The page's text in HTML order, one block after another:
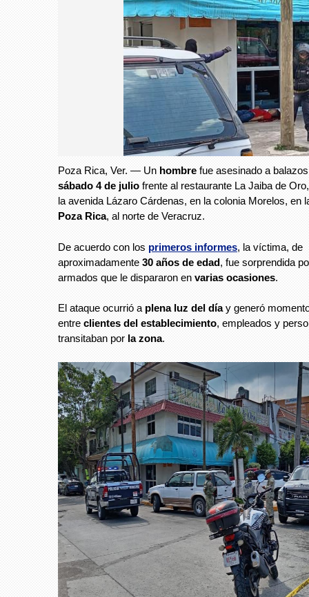
Poza Rica, Ver. — Un hombre fue asesinado a
sábado 4 de julio frente al restaurante La Jaiba de
la avenida Lázaro Cárdenas, en la colonia Morelos, en
Poza Rica, al norte de Veracruz.
De acuerdo con los primeros informes, la víctima, de
aproximadamente 30 años de edad, fue sorprendida
armados que le dispararon en varias ocasiones.
El ataque ocurrió a plena luz del díay generó
entre clientes del establecimiento, empleados y
transitaban por la zona.